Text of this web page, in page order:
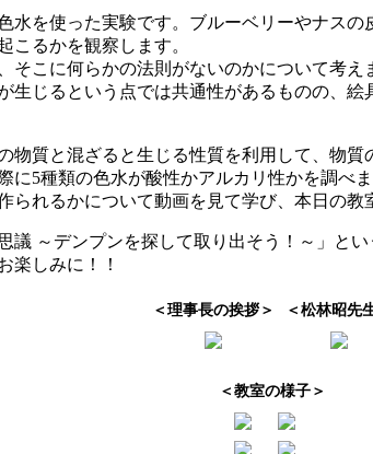
水を使った実験です。ブルーベリーやナス
こるかを観察します。
そこに何らかの法則がないのかについて考
生じるという点では共通性があるものの、
物質と混ざると生じる性質を利用して、物
に5種類の色水が酸性かアルカリ性かを調べま
られるかについて動画を見て学び、本日の教
議 ～デンプンを探して取り出そう！～」と
楽しみに！！
＜理事長の挨拶＞ ＜松林昭先
＜教室の様子＞